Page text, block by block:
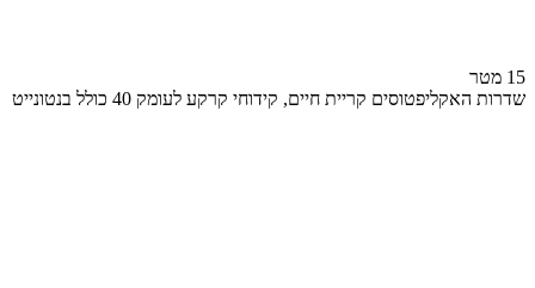
15 מטר
שדרות האקליפטוסים קריית חיים, קידוחי קרקע לעומק 40 כולל בנטונייט